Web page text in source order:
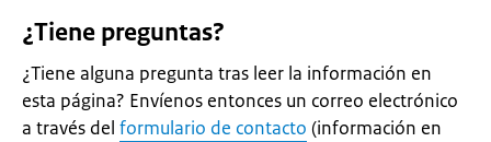
¿Tiene preguntas?
¿Tiene alguna pregunta tras leer la información en
esta página? Envíenos entonces un correo electrónico
a través del formulario de contacto (información en